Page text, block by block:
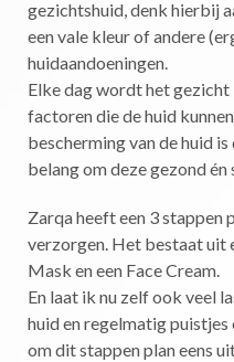
gezichtshuid, denk hierbij
een vale kleur of andere
huidaandoeningen.
Elke dag wordt het
factoren die de huid
bescherming van de huid
belang om deze gezond én
Zarqa heeft een 3 stappen
verzorgen. Het bestaat uit
Mask en een Face Cream.
En laat ik nu zelf ook veel
huid en regelmatig
om dit stappen plan eens